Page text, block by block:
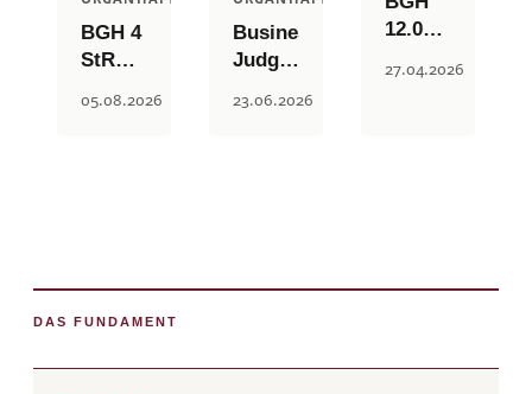
BGH 4
StR
Überhöhte
Einziehung
05.08.2026
Business
Judgement
und
23.06.2026
12.06.2025
StR
27.04.2026
DAS FUNDAMENT